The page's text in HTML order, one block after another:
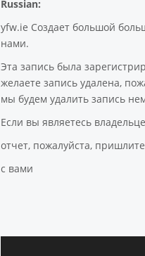
Russian:
yfw.ie Создает большой
нами.
Эта запись была
желаете запись удалена,
мы будем удалить запись
Если вы являетесь
отчет, пожалуйста,
с вами